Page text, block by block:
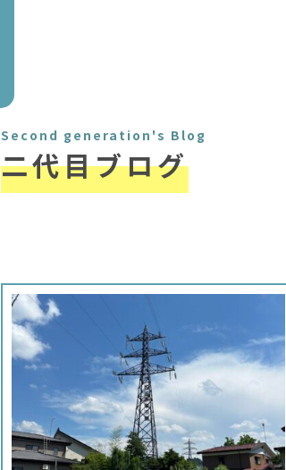
Second generation's Blog
二代目ブログ